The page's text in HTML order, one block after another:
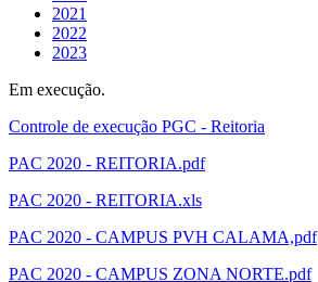
2021
2022
2023
Em execução.
Controle de execução PGC - Reitoria
PAC 2020 - REITORIA.pdf
PAC 2020 - REITORIA.xls
PAC 2020 - CAMPUS PVH CALAMA,pdf
PAC 2020 - CAMPUS ZONA NORTE.pdf